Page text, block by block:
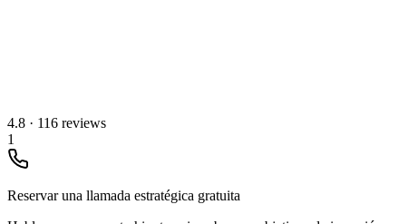
4.8 · 116 reviews
1
Reservar una llamada estratégica gratuita